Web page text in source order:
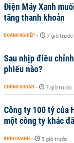
Điện Máy Xanh
tăng thanh khoản
DOANH NGHIỆP - 7 giờ trước
Sau nhịp điều
phiếu nào?
CHỨNG KHOÁN - 7 giờ trước
Công ty 100 tỷ của
một công ty khác
KINH DOANH - 5 giờ trước